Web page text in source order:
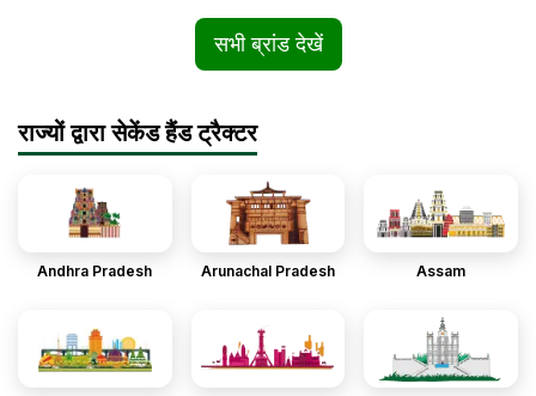
सभी ब्रांड देखें
राज्यों द्वारा सेकेंड हैंड ट्रैक्टर
Andhra Pradesh Arunachal Pradesh Assam